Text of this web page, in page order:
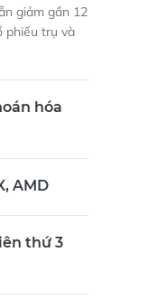
giảm gần 12
phiếu trụ và
hóa
AMD
thứ 3